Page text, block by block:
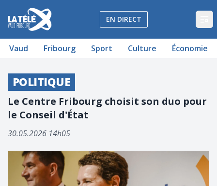
La Télé - Télévision régionale Vaud et Fribourg
EN DIRECT
Vaud Fribourg Sport Culture Économie
POLITIQUE
Le Centre Fribourg choisit son duo pour
le Conseil d'État
30.05.2026 14h05